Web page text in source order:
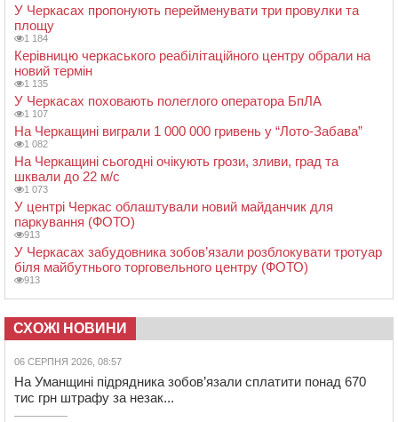
У Черкасах пропонують перейменувати три провулки та
площу
1 184
Керівницю черкаського реабілітаційного центру обрали на
новий термін
1 135
У Черкасах поховають полеглого оператора БпЛА
1 107
На Черкащині виграли 1 000 000 гривень у “Лото-Забава”
1 082
На Черкащині сьогодні очікують грози, зливи, град та
шквали до 22 м/с
1 073
У центрі Черкас облаштували новий майданчик для
паркування (ФОТО)
913
У Черкасах забудовника зобов’язали розблокувати тротуар
біля майбутнього торговельного центру (ФОТО)
913
СХОЖІ НОВИНИ
06 СЕРПНЯ 2026, 08:57
На Уманщині підрядника зобов’язали сплатити понад 670
тис грн штрафу за незак...